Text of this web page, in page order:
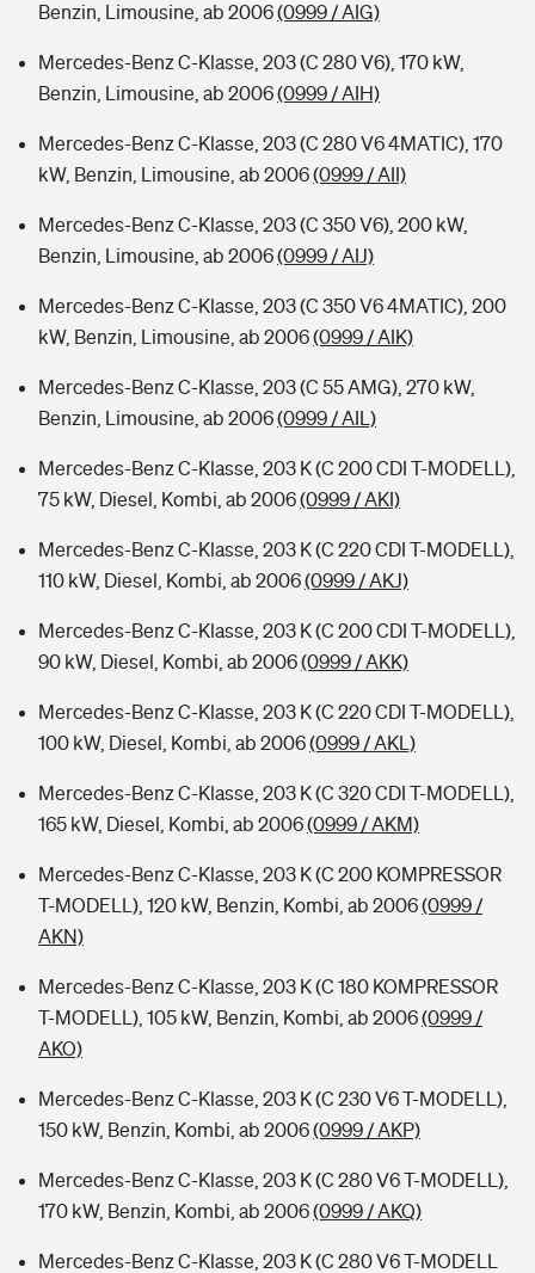
Benzin, Limousine, ab 2006(0999 / AIG)
Mercedes-Benz C-Klasse, 203 (C 280 V6), 170 kW,
Benzin, Limousine, ab 2006(0999 / AIH)
Mercedes-Benz C-Klasse, 203 (C 280 V6 4MATIC), 170
kW, Benzin, Limousine, ab 2006(0999 / AII)
Mercedes-Benz C-Klasse, 203 (C 350 V6), 200 kW,
Benzin, Limousine, ab 2006(0999 / AIJ)
Mercedes-Benz C-Klasse, 203 (C 350 V6 4MATIC), 200
kW, Benzin, Limousine, ab 2006(0999 / AIK)
Mercedes-Benz C-Klasse, 203 (C 55 AMG), 270 kW,
Benzin, Limousine, ab 2006(0999 / AIL)
Mercedes-Benz C-Klasse, 203 K (C 200 CDI T-MODELL),
75 kW, Diesel, Kombi, ab 2006(0999 / AKI)
Mercedes-Benz C-Klasse, 203 K (C 220 CDI T-MODELL),
110 kW, Diesel, Kombi, ab 2006(0999 / AKJ)
Mercedes-Benz C-Klasse, 203 K (C 200 CDI T-MODELL),
90 kW, Diesel, Kombi, ab 2006(0999 / AKK)
Mercedes-Benz C-Klasse, 203 K (C 220 CDI T-MODELL),
100 kW, Diesel, Kombi, ab 2006(0999 / AKL)
Mercedes-Benz C-Klasse, 203 K (C 320 CDI T-MODELL),
165 kW, Diesel, Kombi, ab 2006(0999 / AKM)
Mercedes-Benz C-Klasse, 203 K (C 200 KOMPRESSOR
T-MODELL), 120 kW, Benzin, Kombi, ab 2006(0999 /
AKN)
Mercedes-Benz C-Klasse, 203 K (C 180 KOMPRESSOR
T-MODELL), 105 kW, Benzin, Kombi, ab 2006(0999 /
AKO)
Mercedes-Benz C-Klasse, 203 K (C 230 V6 T-MODELL),
150 kW, Benzin, Kombi, ab 2006(0999 / AKP)
Mercedes-Benz C-Klasse, 203 K (C 280 V6 T-MODELL),
170 kW, Benzin, Kombi, ab 2006(0999 / AKQ)
Mercedes-Benz C-Klasse, 203 K (C 280 V6 T-MODELL